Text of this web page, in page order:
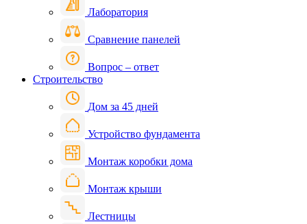
Лаборатория
Сравнение панелей
Вопрос – ответ
Строительство
Дом за 45 дней
Устройство фундамента
Монтаж коробки дома
Монтаж крыши
Лестницы